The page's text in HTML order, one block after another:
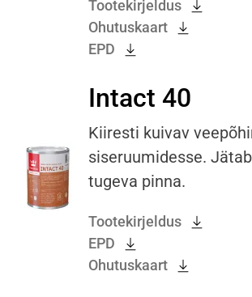
Tootekirjeldus
Ohutuskaart
EPD
Intact 40
Kiiresti kuivav
siseruumidesse.
tugeva pinna.
Tootekirjeldus
EPD
Ohutuskaart